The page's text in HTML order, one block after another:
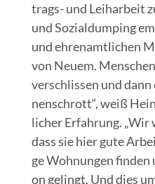
trags- und Leih­ar­beit
und Sozi­al­dum­ping
und ehren­amt­li­chen
von Neu­em.
ver­schlis­sen und
nen­schrott“, weiß
li­cher Erfah­rung. „Wir
dass sie hier gute
ge Woh­nun­gen
on gelingt. Und dies